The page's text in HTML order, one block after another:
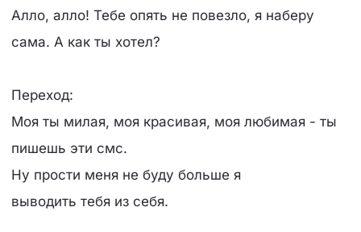
Алло, алло! Тебе опять не повезло, я наберу
сама. А как ты хотел?
Переход:
Моя ты милая, моя красивая, моя любимая - ты
пишешь эти смс.
Ну прости меня не буду больше я
выводить тебя из себя.